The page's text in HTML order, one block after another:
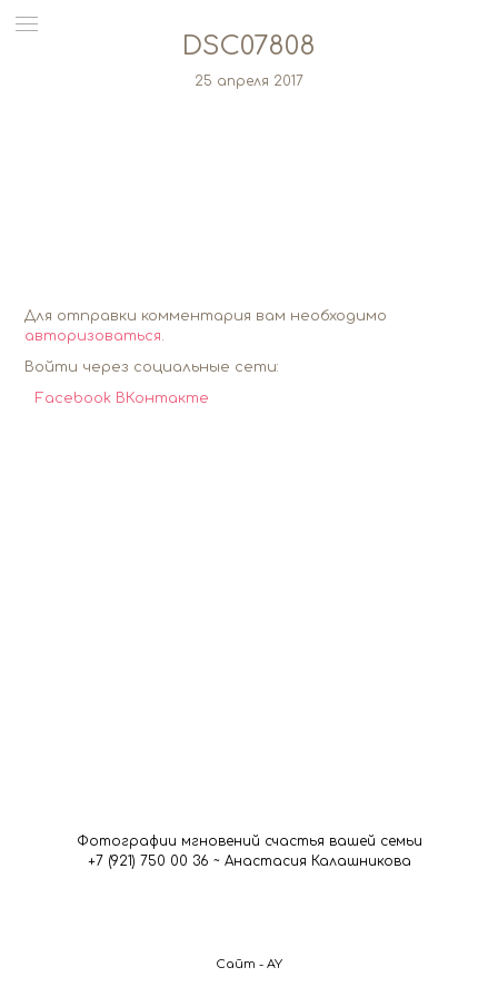
DSC07808
25 апреля 2017
Для отправки комментария вам необходимо
авторизоваться.
Войти через социальные сети:
Facebook ВКонтакте
Фотографии мгновений счастья вашей семьи
+7 (921) 750 00 36 ~ Анастасия Калашникова
Сайт - AY